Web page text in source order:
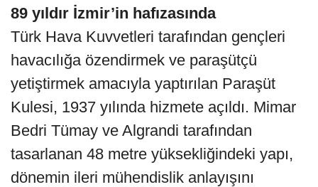
89 yıldır İzmir’in hafızasında
Türk Hava Kuvvetleri tarafından gençleri
havacılığa özendirmek ve paraşütçü
yetiştirmek amacıyla yaptırılan Paraşüt
Kulesi, 1937 yılında hizmete açıldı. Mimar
Bedri Tümay ve Algrandi tarafından
tasarlanan 48 metre yüksekliğindeki yapı,
dönemin ileri mühendislik anlayışını